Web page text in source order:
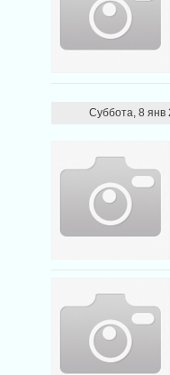
Суббота, 8 янв